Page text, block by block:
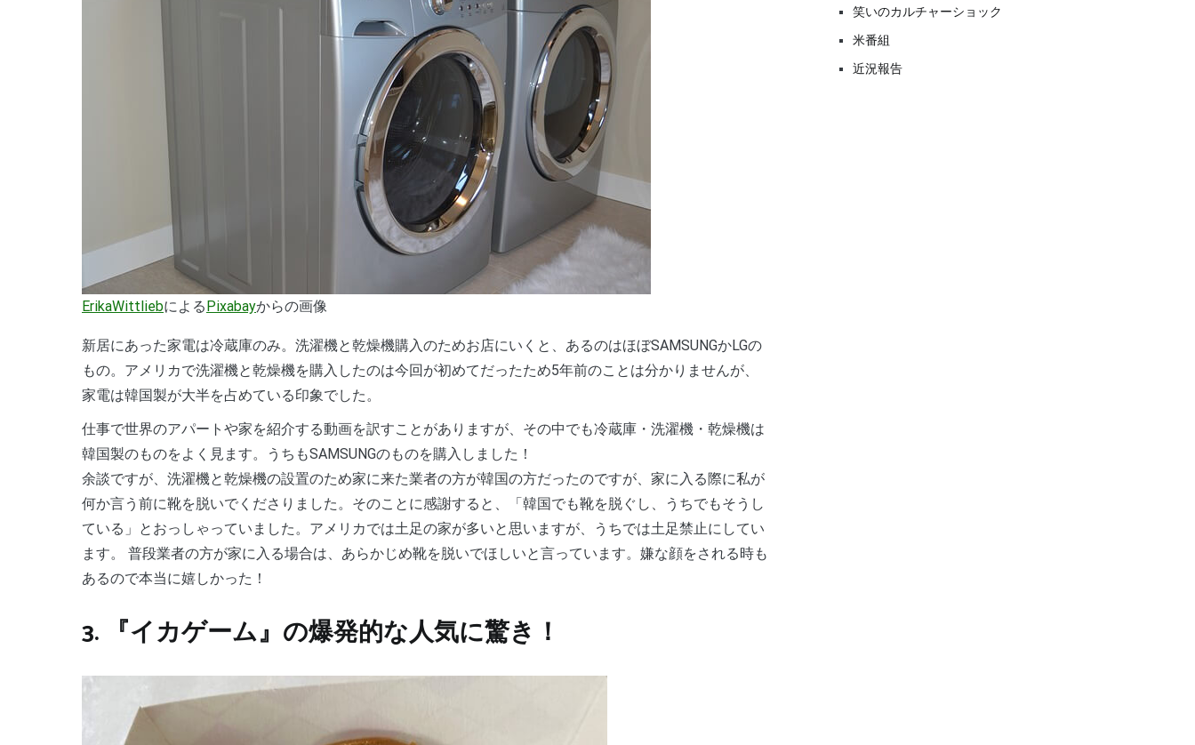
ErikaWittliebによるPixabayからの画像
新居にあった家電は冷蔵庫のみ。洗濯機と乾燥機購入のためお店にいくと、あるのはほぼSAMSUNGかLGの
もの。アメリカで洗濯機と乾燥機を購入したのは今回が初めてだったため5年前のことは分かりませんが、
家電は韓国製が大半を占めている印象でした。
仕事で世界のアパートや家を紹介する動画を訳すことがありますが、その中でも冷蔵庫・洗濯機・乾燥機は
韓国製のものをよく見ます。うちもSAMSUNGのものを購入しました！
余談ですが、洗濯機と乾燥機の設置のため家に来た業者の方が韓国の方だったのですが、家に入る際に私が
何か言う前に靴を脱いでくださりました。そのことに感謝すると、「韓国でも靴を脱ぐし、うちでもそうし
ている」とおっしゃっていました。アメリカでは土足の家が多いと思いますが、うちでは土足禁止にしてい
ます。 普段業者の方が家に入る場合は、あらかじめ靴を脱いでほしいと言っています。嫌な顔をされる時も
あるので本当に嬉しかった！
3. 『イカゲーム』の爆発的な人気に驚き！
笑いのカルチャーショック
米番組
近況報告